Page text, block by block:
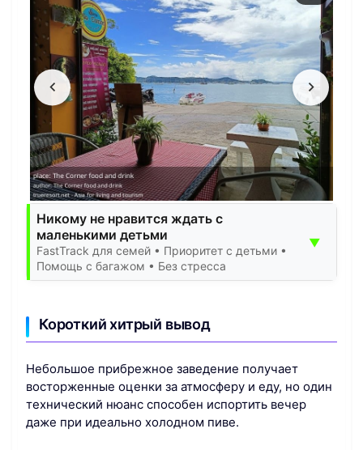
Никому не нравится ждать с
маленькими детьми
FastTrack для семей • Приоритет с детьми •
Помощь с багажом • Без стресса
▼
Короткий хитрый вывод
Небольшое прибрежное заведение получает
восторженные оценки за атмосферу и еду, но один
технический нюанс способен испортить вечер
даже при идеально холодном пиве.